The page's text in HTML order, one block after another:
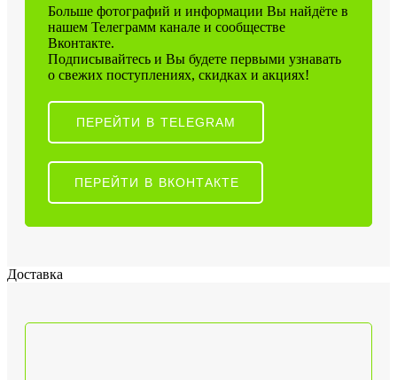
Больше фотографий и информации Вы найдёте в
нашем Телеграмм канале и сообществе
Вконтакте.
Подписывайтесь и Вы будете первыми узнавать
о свежих поступлениях, скидках и акциях!
ПЕРЕЙТИ В TELEGRAM
ПЕРЕЙТИ В ВКОНТАКТЕ
Доставка